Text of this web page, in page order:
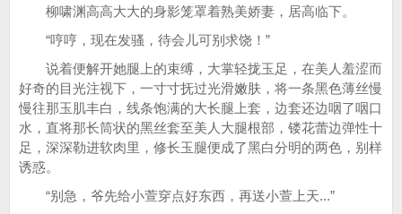
柳啸渊高高大大的身影笼罩着熟美娇妻，居高临下。
“哼哼，现在发骚，待会儿可别求饶！”
说着便解开她腿上的束缚，大掌轻拢玉足，在美人羞涩而
好奇的目光注视下，一寸寸抚过光滑嫩肤，将一条黑色薄丝慢
慢往那玉肌丰白，线条饱满的大长腿上套，边套还边咽了咽口
水，直将那长筒状的黑丝套至美人大腿根部，镂花蕾边弹性十
足，深深勒进软肉里，修长玉腿便成了黑白分明的两色，别样
诱惑。
“别急，爷先给小萱穿点好东西，再送小萱上天...”